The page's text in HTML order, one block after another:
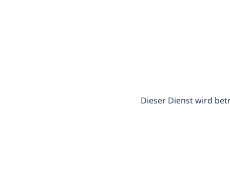
Dieser Dienst wird